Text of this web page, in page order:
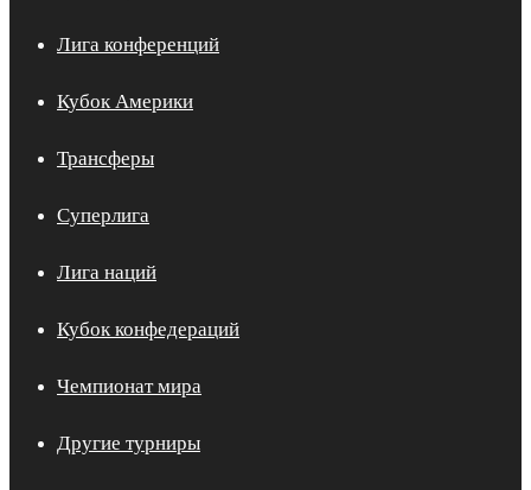
Лига конференций
Кубок Америки
Трансферы
Суперлига
Лига наций
Кубок конфедераций
Чемпионат мира
Другие турниры